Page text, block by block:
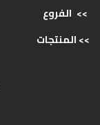
>> الفروع
>>المنتجات